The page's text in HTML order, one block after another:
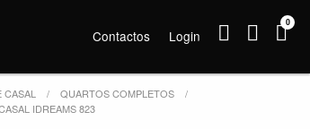
Contactos Login
0
QUARTOS COMPLETOS
IDREAMS 823